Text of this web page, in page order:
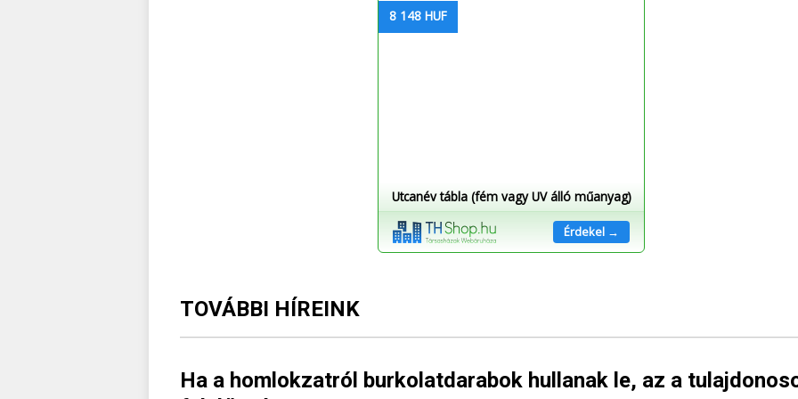
8 148 HUF
Utcanév tábla (fém vagy UV álló műanyag)
Érdekel →
TOVÁBBI HÍREINK
Ha a homlokzatról burkolatdarabok hullanak le, az a